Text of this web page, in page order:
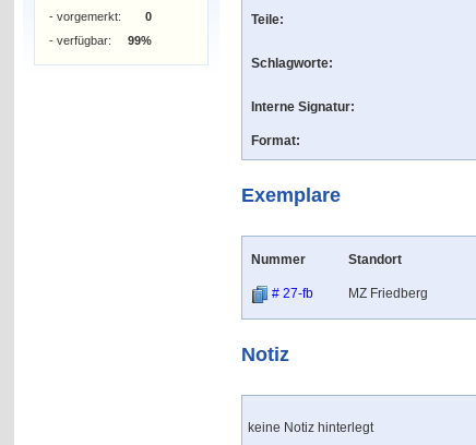
- vorgemerkt:
0
- verfügbar:
99%
Teile:
Schlagworte:
Interne Signatur:
Format:
Exemplare
Nummer Standort
# 27-fb MZ Friedberg
Notiz
keine Notiz hinterlegt